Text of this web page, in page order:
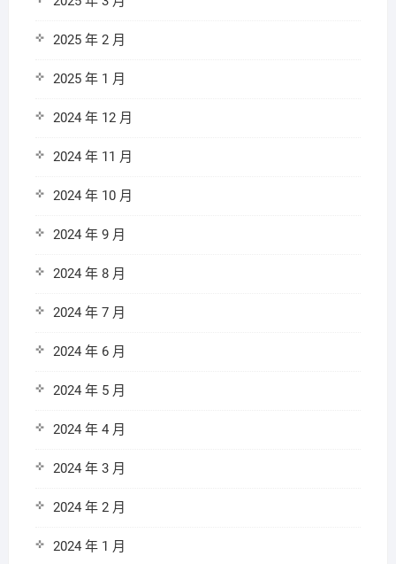
2025 年 2 月
2025 年 1 月
2024 年 12 月
2024 年 11 月
2024 年 10 月
2024 年 9 月
2024 年 8 月
2024 年 7 月
2024 年 6 月
2024 年 5 月
2024 年 4 月
2024 年 3 月
2024 年 2 月
2024 年 1 月